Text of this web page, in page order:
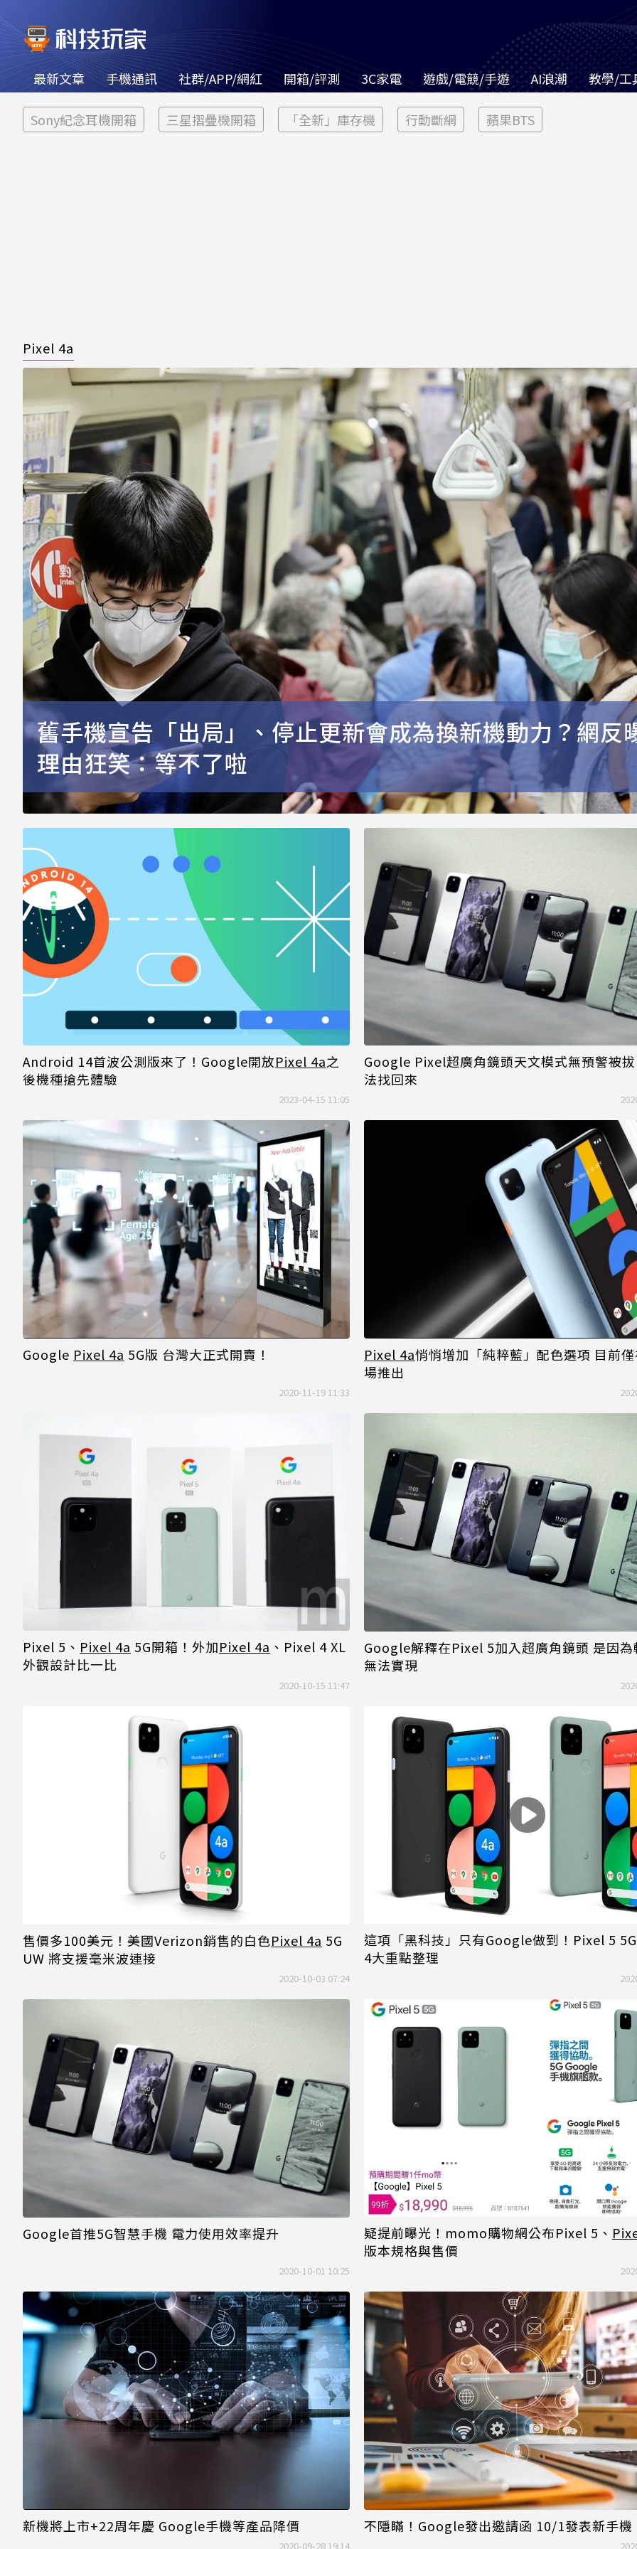
最新文章 手機通訊 社群/APP/網紅 開箱/評測 3C家電 遊戲/電競/手遊 AI浪潮 教學/工
Sony紀念耳機開箱 三星摺疊機開箱 「全新」庫存機 行動斷網 蘋果BTS
Pixel 4a
舊手機宣告「出局」、停止更新會成為換新機動力？網反
理由狂笑：等不了啦
Android 14首波公測版來了！Google開放Pixel 4a之
後機種搶先體驗
2023-04-15 11:05
Google Pixel超廣角鏡頭天文模式無預警被
法找回來
Google Pixel 4a 5G版 台灣大正式開賣！
2020-11-19 11:33
Pixel 4a悄悄增加「純粹藍」配色選項 目前
場推出
Pixel 5、 Pixel 4a 5G開箱！外加Pixel 4a 、Pixel 4 XL
外觀設計比一比
2020-10-15 11:47
Google解釋在Pixel 5加入超廣角鏡頭 是因為
無法實現
售價多100美元！美國Verizon銷售的白色Pixel 4a 5G
UW 將支援毫米波連接
2020-10-03 07:24
這項「黑科技」只有Google做到！Pixel 5
4大重點整理
Google首推5G智慧手機 電力使用效率提升
2020-10-01 10:25
疑提前曝光！momo購物網公布Pixel 5、
版本規格與售價
新機將上市+22周年慶 Google手機等產品降價
2020-09-28 19:14
不隱瞞！Google發出邀請函 10/1發表新手機